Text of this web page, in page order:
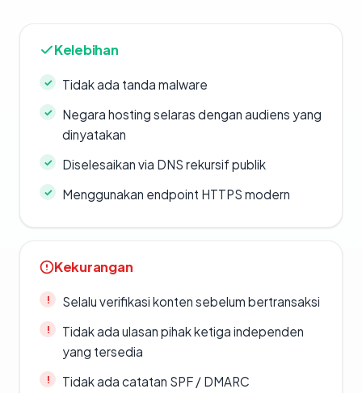
Kelebihan
Tidak ada tanda malware
Negara hosting selaras dengan audiens yang
dinyatakan
Diselesaikan via DNS rekursif publik
Menggunakan endpoint HTTPS modern
Kekurangan
Selalu verifikasi konten sebelum bertransaksi
Tidak ada ulasan pihak ketiga independen
yang tersedia
Tidak ada catatan SPF / DMARC